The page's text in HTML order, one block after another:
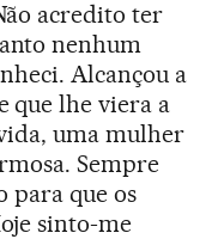
acredito ter
nenhum
Alcançou a
que lhe viera a
uma mulher
Sempre
para que os
sinto-me